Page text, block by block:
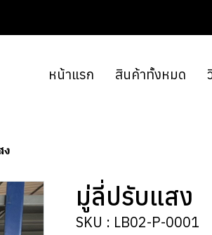
หน้าแรก สินค้าทั้งหมด
ง
มู่ลี่ปรับแสง
SKU : LB02-P-0001